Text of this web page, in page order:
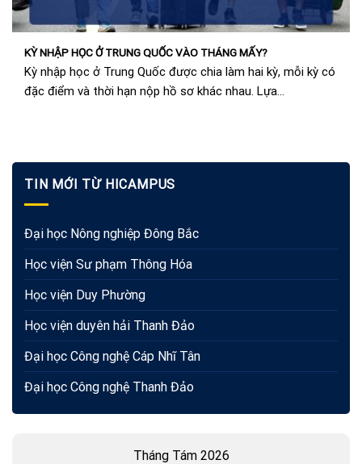
KỲ NHẬP HỌC Ở TRUNG QUỐC VÀO THÁNG MẤY?
Kỳ nhập học ở Trung Quốc được chia làm hai kỳ, mỗi kỳ có
đặc điểm và thời hạn nộp hồ sơ khác nhau. Lựa...
TIN MỚI TỪ HICAMPUS
Đại học Nông nghiệp Đông Bắc
Học viện Sư phạm Thông Hóa
Học viện Duy Phường
Học viện duyên hải Thanh Đảo
Đại học Công nghệ Cáp Nhĩ Tân
Đại học Công nghệ Thanh Đảo
Tháng Tám 2026